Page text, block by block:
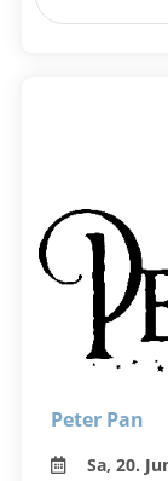
Peter Pan
Sa, 20.